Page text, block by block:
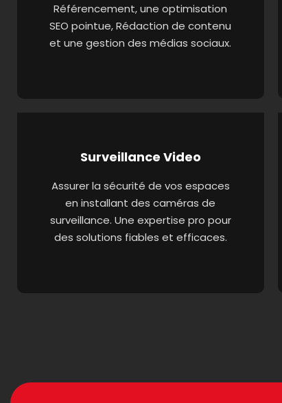
Référencement, une optimisation
SEO pointue, Rédaction de contenu
et une gestion des médias sociaux.
Surveillance Video
Assurer la sécurité de vos espaces
en installant des caméras de
surveillance. Une expertise pro pour
des solutions fiables et efficaces.